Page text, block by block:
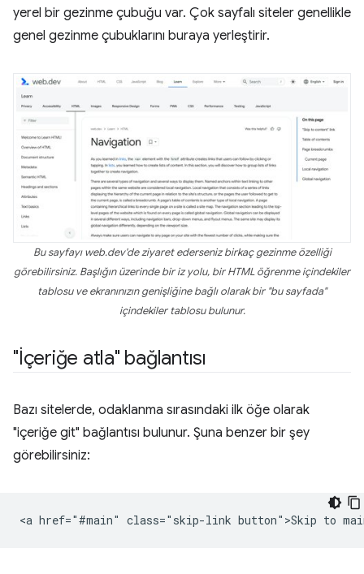
yerel bir gezinme çubuğu var. Çok sayfalı siteler genellikle
genel gezinme çubuklarını buraya yerleştirir.
Bu sayfayı web.dev'de ziyaret ederseniz birkaç gezinme özelliği
görebilirsiniz. Başlığın üzerinde bir iz yolu, bir HTML öğrenme içindekiler
tablosu ve ekranınızın genişliğine bağlı olarak bir "bu sayfada"
içindekiler tablosu bulunur.
"İçeriğe atla" bağlantısı
Bazı sitelerde, odaklanma sırasındaki ilk öğe olarak
"içeriğe git" bağlantısı bulunur. Şuna benzer bir şey
görebilirsiniz: